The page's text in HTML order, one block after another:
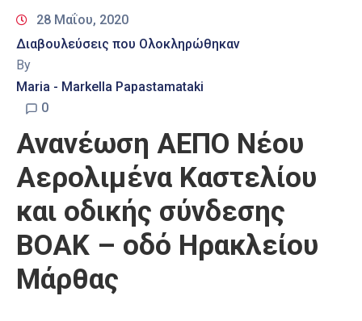
Δράσεις
Ψηφιακές
Υπηρεσίες
Επικοινωνία
28 Μαΐου, 2020
Διαβουλεύσεις που Ολοκληρώθηκαν
By
Maria - Markella Papastamataki
0
Ανανέωση ΑΕΠΟ Νέου
Αερολιμένα Καστελίου
και οδικής σύνδεσης
ΒΟΑΚ – οδό Ηρακλείου
Μάρθας